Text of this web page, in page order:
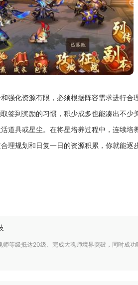
强化资源有限，必须根据阵容需求进行合
签到奖励的习惯，积少成多也能凑出不少
道具或星尘。在将星培养过程中，连续培
理规划和日复一日的资源积累，你就能逐
等级抵达20级、完成大魂师境界突破，同时成